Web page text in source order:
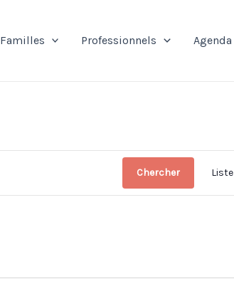
Familles Professionnels Agenda
Chercher Liste